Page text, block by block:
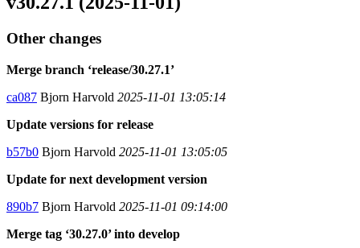
Other changes
Merge branch ‘release/30.27.1’
ca087 Bjorn Harvold 2025-11-01 13:05:14
Update versions for release
b57b0 Bjorn Harvold 2025-11-01 13:05:05
Update for next development version
890b7 Bjorn Harvold 2025-11-01 09:14:00
Merge tag ‘30.27.0’ into develop